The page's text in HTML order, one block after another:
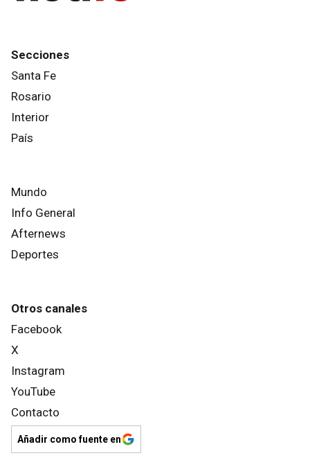
Secciones
Santa Fe
Rosario
Interior
País
Mundo
Info General
Afternews
Deportes
Otros canales
Facebook
X
Instagram
YouTube
Contacto
Añadir como fuente en